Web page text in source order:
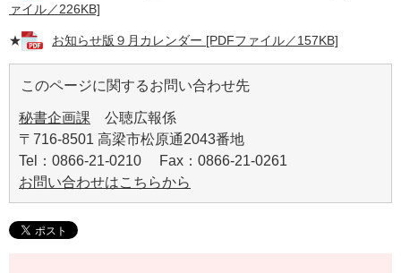
ァイル／226KB]
★ お知らせ版９月カレンダー [PDFファイル／157KB]
このページに関するお問い合わせ先
秘書企画課 公聴広報係
〒716-8501 高梁市松原通2043番地
Tel：0866-21-0210 Fax：0866-21-0261
お問い合わせはこちらから